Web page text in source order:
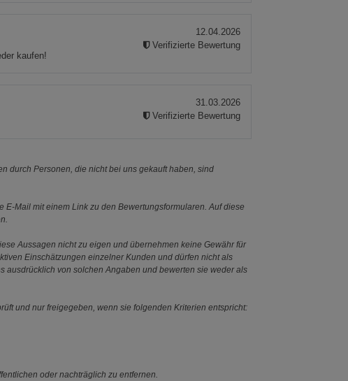
kaufen!
12.04.2026
Verifizierte Bewertung
31.03.2026
Verifizierte Bewertung
durch Personen, die nicht bei uns gekauft haben, sind
Mail mit einem Link zu den Bewertungsformularen. Auf diese
Aussagen nicht zu eigen und übernehmen keine Gewähr für
Einschätzungen einzelner Kunden und dürfen nicht als
ausdrücklich von solchen Angaben und bewerten sie weder als
und nur freigegeben, wenn sie folgenden Kriterien entspricht:
oder nachträglich zu entfernen.